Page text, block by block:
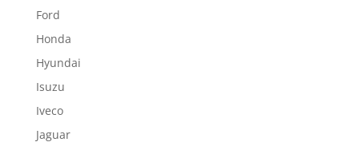
Ford
Honda
Hyundai
Isuzu
Iveco
Jaguar